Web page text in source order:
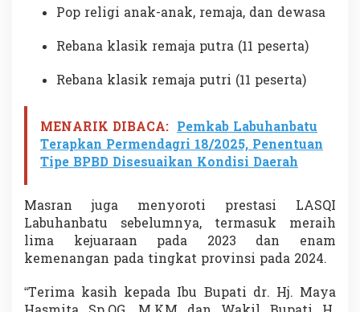
Pop religi anak-anak, remaja, dan dewasa
Rebana klasik remaja putra (11 peserta)
Rebana klasik remaja putri (11 peserta)
MENARIK DIBACA: Pemkab Labuhanbatu
Terapkan Permendagri 18/2025, Penentuan
Tipe BPBD Disesuaikan Kondisi Daerah
Masran juga menyoroti prestasi LASQI
Labuhanbatu sebelumnya, termasuk meraih
lima kejuaraan pada 2023 dan enam
kemenangan pada tingkat provinsi pada 2024.
“Terima kasih kepada Ibu Bupati dr. Hj. Maya